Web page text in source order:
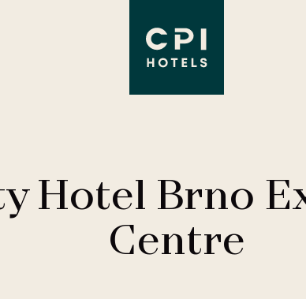
Hotel Brno
Centre